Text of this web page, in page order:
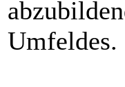
Umfeldes.